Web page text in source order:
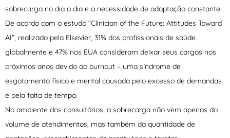
sobrecarga no dia a dia e a necessidade de adaptação constante.
De acordo com o estudo “Clinician of the Future: Attitudes Toward
AI”, realizado pela Elsevier, 31% dos profissionais de saúde
globalmente e 47% nos EUA consideram deixar seus cargos nos
próximos anos devido ao burnout – uma síndrome de
esgotamento físico e mental causada pelo excesso de demandas
e pela falta de tempo.
No ambiente dos consultórios, a sobrecarga não vem apenas do
volume de atendimentos, mas também da quantidade de